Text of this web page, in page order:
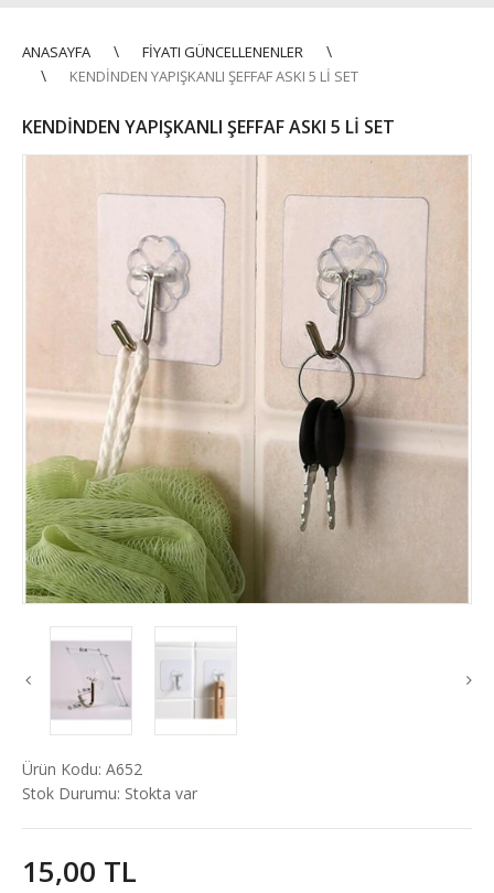
ANASAYFA
FIYATI GÜNCELLENENLER
KENDINDEN YAPIŞKANLI ŞEFFAF ASKI 5 LI SET
KENDINDEN YAPIŞKANLI ŞEFFAF ASKI 5 LI SET
Ürün Kodu: A652
Stok Durumu: Stokta var
15,00 TL